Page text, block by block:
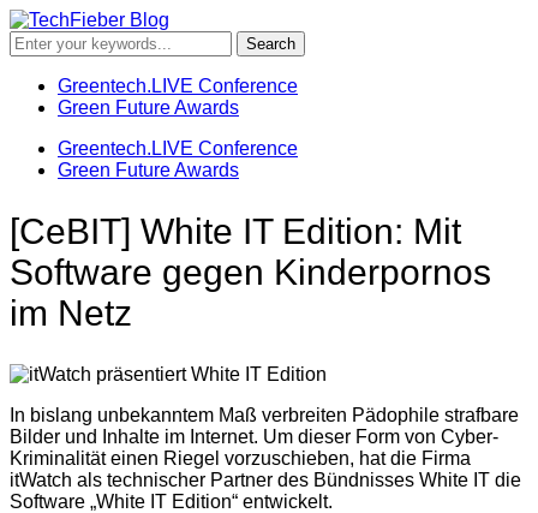
Greentech.LIVE Conference
Green Future Awards
Greentech.LIVE Conference
Green Future Awards
[CeBIT] White IT Edition: Mit
Software gegen Kinderpornos
im Netz
In bislang unbekanntem Maß verbreiten Pädophile strafbare
Bilder und Inhalte im Internet. Um dieser Form von Cyber-
Kriminalität einen Riegel vorzuschieben, hat die Firma
itWatch als technischer Partner des Bündnisses White IT die
Software „White IT Edition“ entwickelt.